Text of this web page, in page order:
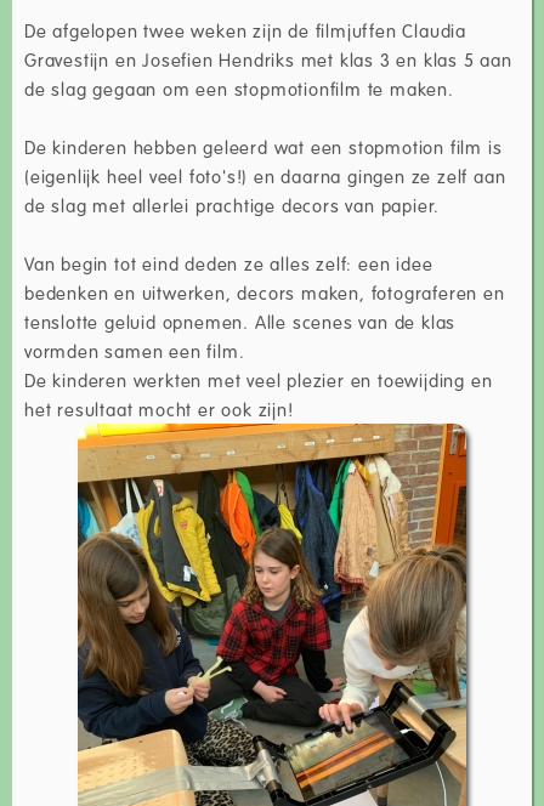
De afgelopen twee weken zijn de filmjuffen Claudia
Gravestijn en Josefien Hendriks met klas 3 en klas 5 aan
de slag gegaan om een stopmotionfilm te maken.
De kinderen hebben geleerd wat een stopmotion film is
(eigenlijk heel veel foto's!) en daarna gingen ze zelf aan
de slag met allerlei prachtige decors van papier.
Van begin tot eind deden ze alles zelf: een idee
bedenken en uitwerken, decors maken, fotograferen en
tenslotte geluid opnemen. Alle scenes van de klas
vormden samen een film.
De kinderen werkten met veel plezier en toewijding en
het resultaat mocht er ook zijn!